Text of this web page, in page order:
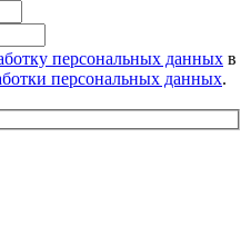
персональных данных в
персональных данных.